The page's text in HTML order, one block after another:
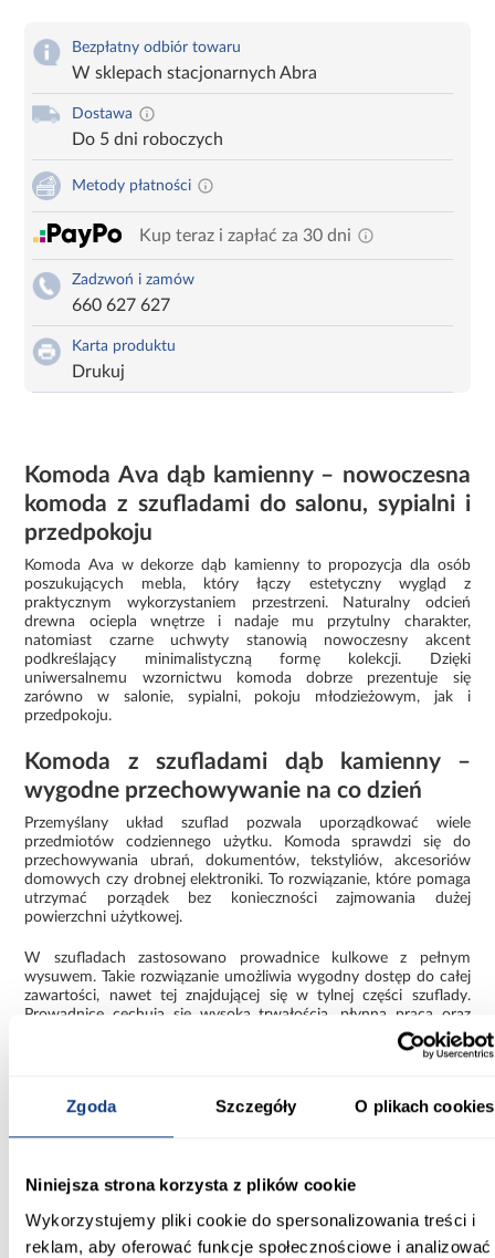
Zgoda Szczegóły O plikach cookies
Niniejsza strona korzysta z plików cookie
Wykorzystujemy pliki cookie do spersonalizowania treści i
reklam, aby oferować funkcje społecznościowe i analizować
Bezpłatny odbiór towaru
W sklepach stacjonarnych Abra
Dostawa
Do 5 dni roboczych
Metody płatności
Kup teraz i zapłać za 30 dni
Zadzwoń i zamów
660 627 627
Karta produktu
Drukuj
Komoda Ava dąb kamienny – nowoczesna
komoda z szufladami do salonu, sypialni i
przedpokoju
Komoda Ava w dekorze dąb kamienny to propozycja dla osób
poszukujących mebla, który łączy estetyczny wygląd z
praktycznym wykorzystaniem przestrzeni. Naturalny odcień
drewna ociepla wnętrze i nadaje mu przytulny charakter,
natomiast czarne uchwyty stanowią nowoczesny akcent
podkreślający minimalistyczną formę kolekcji. Dzięki
uniwersalnemu wzornictwu komoda dobrze prezentuje się
zarówno w salonie, sypialni, pokoju młodzieżowym, jak i
przedpokoju.
Komoda z szufladami dąb kamienny –
wygodne przechowywanie na co dzień
Przemyślany układ szuflad pozwala uporządkować wiele
przedmiotów codziennego użytku. Komoda sprawdzi się do
przechowywania ubrań, dokumentów, tekstyliów, akcesoriów
domowych czy drobnej elektroniki. To rozwiązanie, które pomaga
utrzymać porządek bez konieczności zajmowania dużej
powierzchni użytkowej.
W szufladach zastosowano prowadnice kulkowe z pełnym
wysuwem. Takie rozwiązanie umożliwia wygodny dostęp do całej
zawartości, nawet tej znajdującej się w tylnej części szuflady.
Prowadnice cechują się wysoką trwałością, płynną pracą oraz
użytkowania
całkowitym zamknięciem, chroniąc jednocześnie elementy
Nowoczesna komoda do salonu, sypialni i